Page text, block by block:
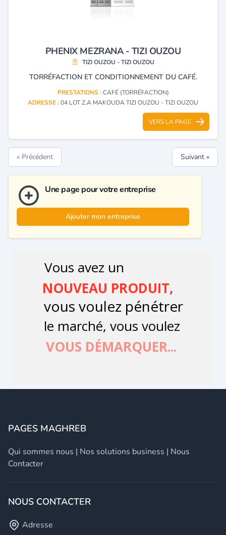
PHENIX MEZRANA - TIZI OUZOU
TIZI OUZOU - TIZI OUZOU
TORRÉFACTION ET CONDITIONNEMENT DU CAFÉ.
PRESTATIONS :CAFÉ (TORRÉFACTION)
ADRESSE :04 LOT Z.A MAKOUDA TIZI OUZOU - TIZI OUZOU
VERS LA PAGE
« Précédent Suivant »
Une page pour votre entreprise
Ajouter mon entreprise
PAGES MAGHREB
Qui sommes nous | Nos solutions business | Nous
Contacter
NOUS CONTACTER
Adresse